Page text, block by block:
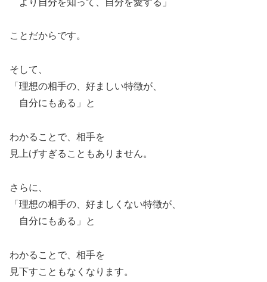
ことだからです。
そして、
「理想の相手の、好ましい特徴が、
自分にもある」と
わかることで、相手を
見上げすぎることもありません。
さらに、
「理想の相手の、好ましくない特徴が、
自分にもある」と
わかることで、相手を
見下すこともなくなります。